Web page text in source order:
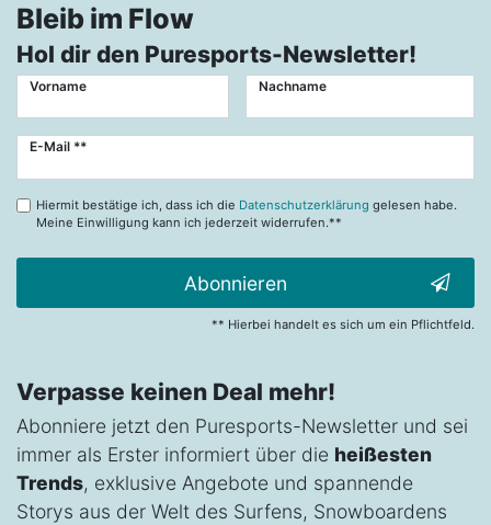
Bleib im Flow
Hol dir den Puresports-Newsletter!
Vorname Nachname
E-Mail **
Newsletter
Hiermit bestätige ich, dass ich die Datenschutzerklärung gelesen habe.
Meine Einwilligung kann ich jederzeit widerrufen.**
Abonnieren
** Hierbei handelt es sich um ein Pflichtfeld.
Verpasse keinen Deal mehr!
Abonniere jetzt den Puresports-Newsletter und sei
immer als Erster informiert über die heißesten
Trends, exklusive Angebote und spannende
Storys aus der Welt des Surfens, Snowboardens